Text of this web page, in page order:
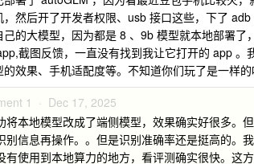
，然后开了开发者权限、usb 接口这些，下了
己的大模型，因为都是 8 、9b 模型就本地部署
截图反馈，一直没有找到我让它打开的 app
效果、手机适配度等。不知道你们玩了是一样
1 · Dec 17, 2025
将本地模型改成了端侧模型，效果确实好很多。
别信息再操作。。但是识别准确率还是挺高的。
有使用到本地算力的地方，看评测确实很快。这